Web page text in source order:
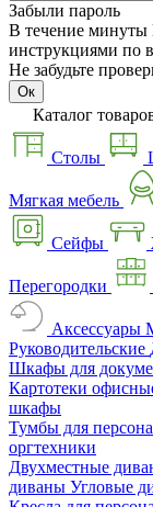
Забыли пароль
В течение
инструкциями по
Не забудьте
Ок
Каталог
Столы
Мягкая мебель
Сейфы
Перегородки
Аксессуары
Руководительские
Шкафы для
Картотеки
шкафы
Тумбы для
оргтехники
Двухместные
диваны Угловые